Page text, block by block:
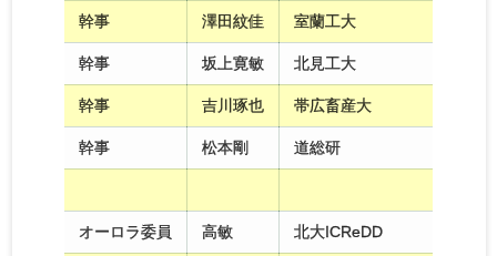
幹事 澤田紋佳 室蘭工大
幹事 坂上寛敏 北見工大
幹事 吉川琢也 帯広畜産大
幹事 松本剛 道総研
オーロラ委員 高敏 北大ICReDD